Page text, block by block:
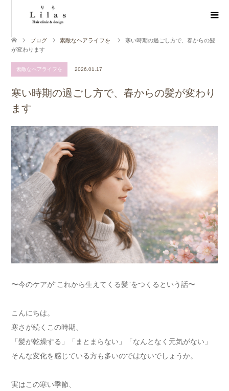
ブログ 素敵なヘアライフを
寒い時期の過ごし方で、春からの髪
が変わります
素敵なヘアライフを 2026.01.17
寒い時期の過ごし方で、春からの髪が変わり
ます
〜今のケアが“これから生えてくる髪”をつくるという話〜
こんにちは。
寒さが続くこの時期、
「髪が乾燥する」「まとまらない」「なんとなく元気がない」
そんな変化を感じている方も多いのではないでしょうか。
実はこの寒い季節、